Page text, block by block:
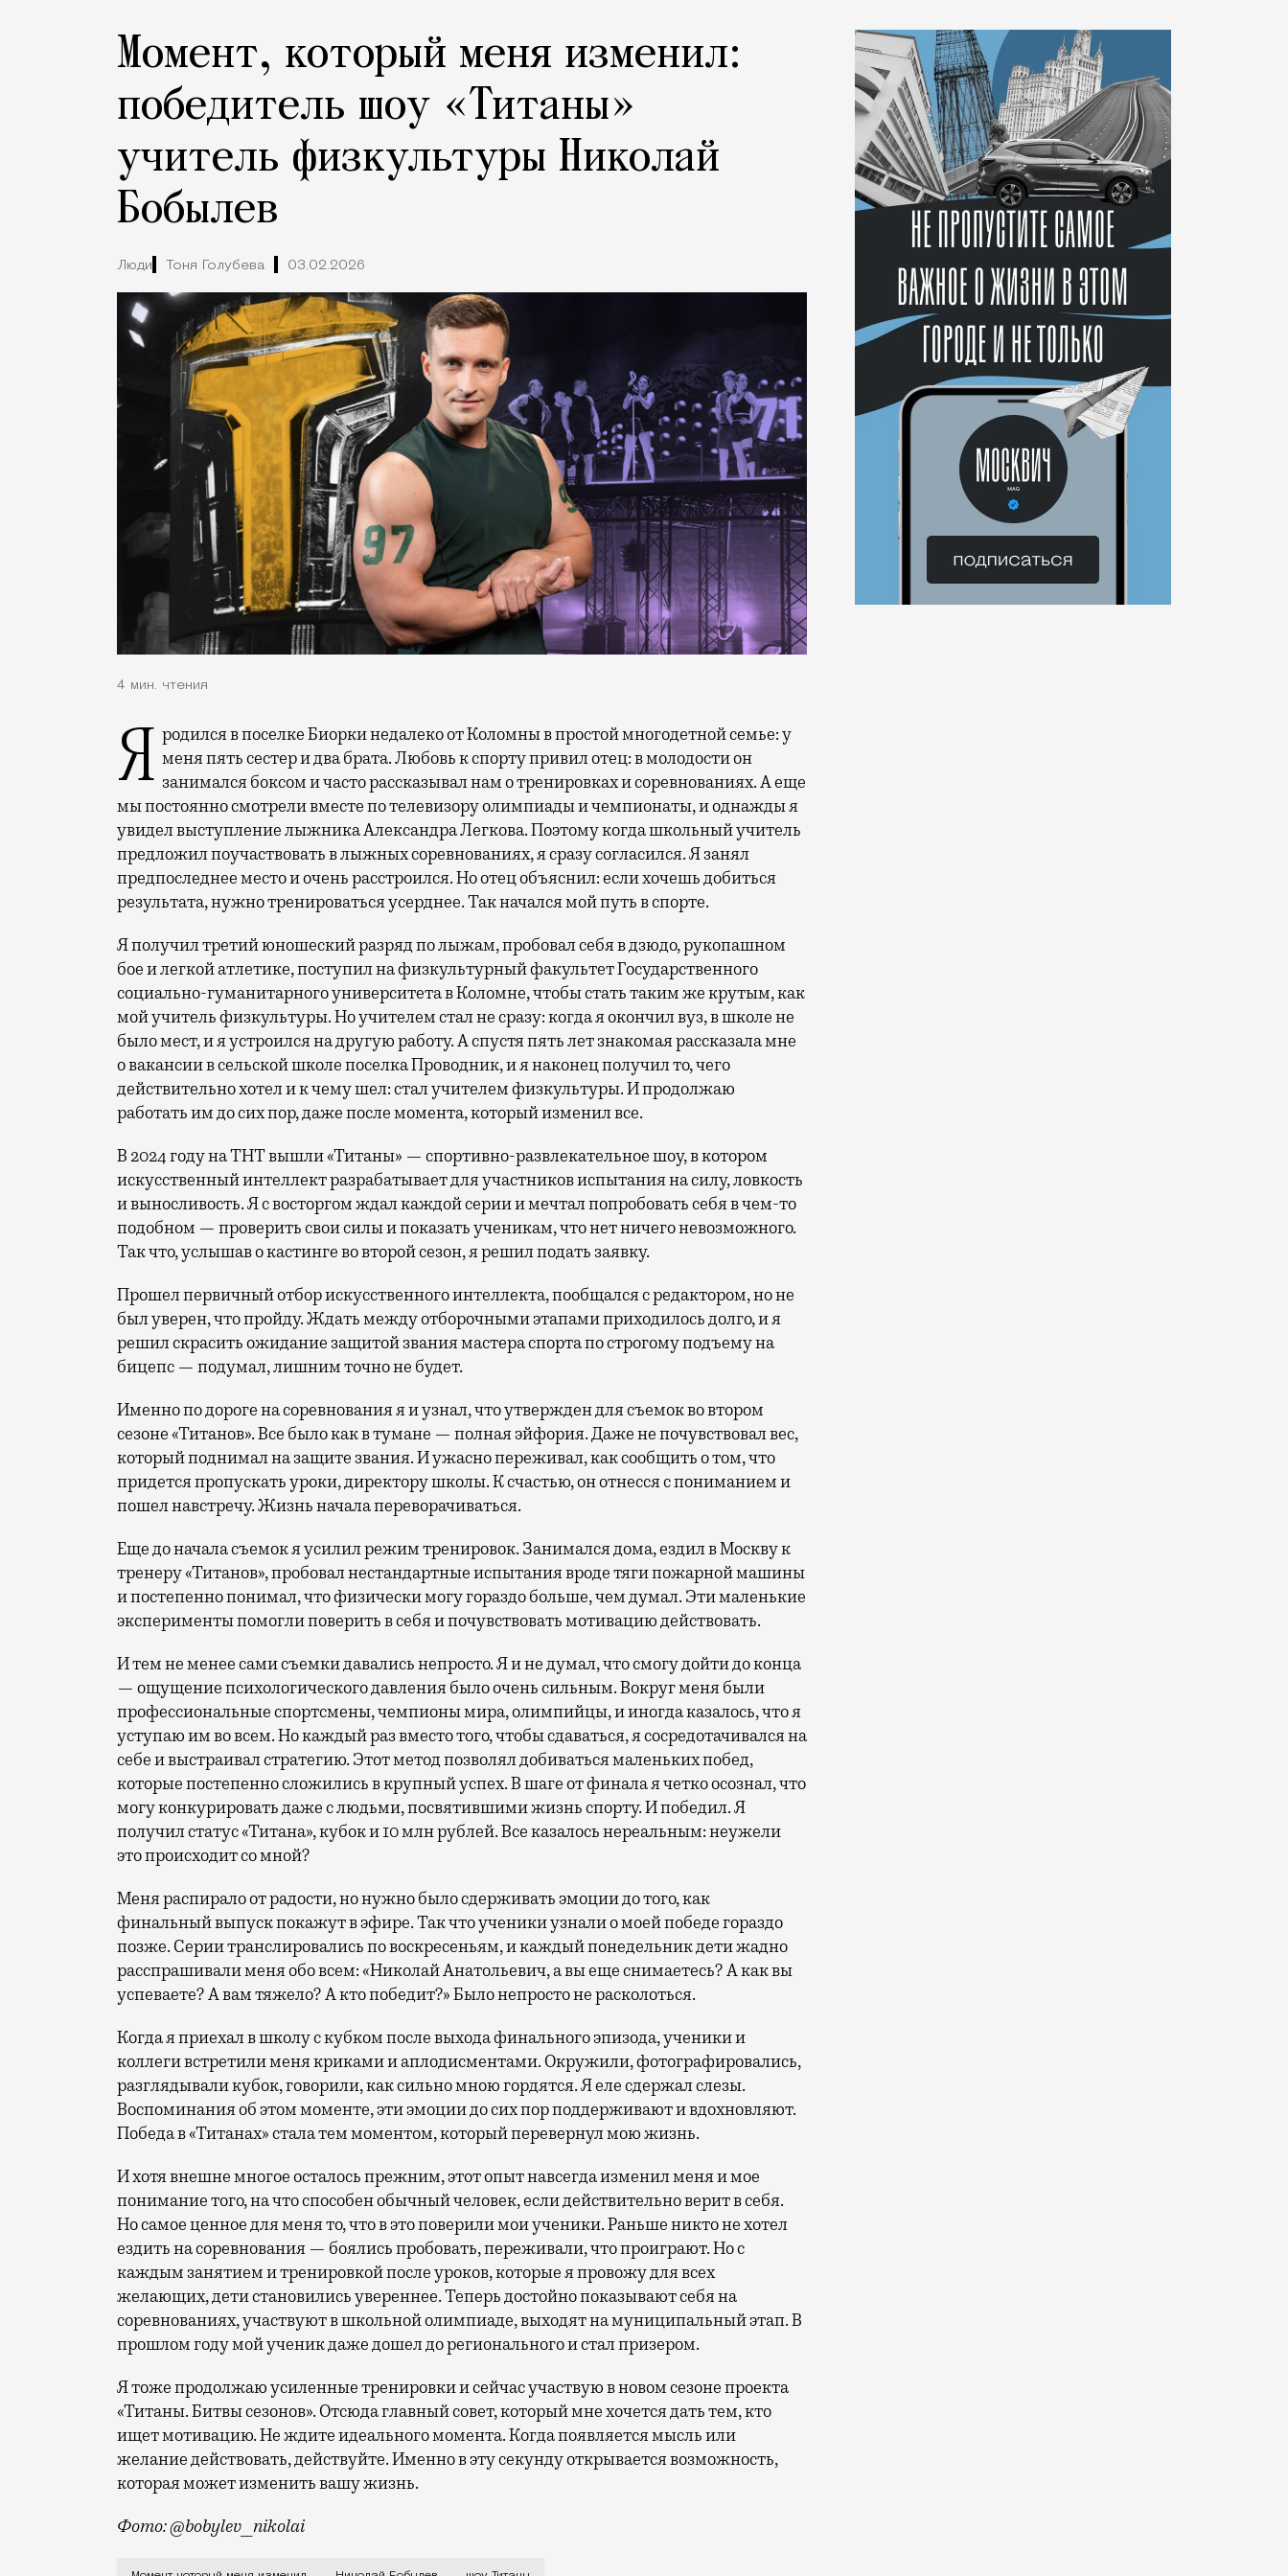
Момент, который меня изменил:
победитель шоу «Титаны»
учитель физкультуры Николай
Бобылев
Люди Тоня Голубева 03.02.2026
4 мин. чтения
Я родился в поселке Биорки недалеко от Коломны в простой многодетной семье: у меня пять сестер и два брата. Любовь к спорту привил отец: в молодости он
занимался боксом и часто рассказывал нам о тренировках и соревнованиях. А еще
мы постоянно смотрели вместе по телевизору олимпиады и чемпионаты, и однажды я
увидел выступление лыжника Александра Легкова. Поэтому когда школьный учитель
предложил поучаствовать в лыжных соревнованиях, я сразу согласился. Я занял
предпоследнее место и очень расстроился. Но отец объяснил: если хочешь добиться
результата, нужно тренироваться усерднее. Так начался мой путь в спорте.
Я получил третий юношеский разряд по лыжам, пробовал себя в дзюдо, рукопашном
бое и легкой атлетике, поступил на физкультурный факультет Государственного
социально-гуманитарного университета в Коломне, чтобы стать таким же крутым, как
мой учитель физкультуры. Но учителем стал не сразу: когда я окончил вуз, в школе не
было мест, и я устроился на другую работу. А спустя пять лет знакомая рассказала мне
о вакансии в сельской школе поселка Проводник, и я наконец получил то, чего
действительно хотел и к чему шел: стал учителем физкультуры. И продолжаю
работать им до сих пор, даже после момента, который изменил все.
В 2024 году на ТНТ вышли «Титаны» — спортивно-развлекательное шоу, в котором
искусственный интеллект разрабатывает для участников испытания на силу, ловкость
и выносливость. Я с восторгом ждал каждой серии и мечтал попробовать себя в чем-то
подобном — проверить свои силы и показать ученикам, что нет ничего невозможного.
Так что, услышав о кастинге во второй сезон, я решил подать заявку.
Прошел первичный отбор искусственного интеллекта, пообщался с редактором, но не
был уверен, что пройду. Ждать между отборочными этапами приходилось долго, и я
решил скрасить ожидание защитой звания мастера спорта по строгому подъему на
бицепс — подумал, лишним точно не будет.
Именно по дороге на соревнования я и узнал, что утвержден для съемок во втором
сезоне «Титанов». Все было как в тумане — полная эйфория. Даже не почувствовал вес,
который поднимал на защите звания. И ужасно переживал, как сообщить о том, что
придется пропускать уроки, директору школы. К счастью, он отнесся с пониманием и
пошел навстречу. Жизнь начала переворачиваться.
Еще до начала съемок я усилил режим тренировок. Занимался дома, ездил в Москву к
тренеру «Титанов», пробовал нестандартные испытания вроде тяги пожарной машины
и постепенно понимал, что физически могу гораздо больше, чем думал. Эти маленькие
эксперименты помогли поверить в себя и почувствовать мотивацию действовать.
И тем не менее сами съемки давались непросто. Я и не думал, что смогу дойти до конца
— ощущение психологического давления было очень сильным. Вокруг меня были
профессиональные спортсмены, чемпионы мира, олимпийцы, и иногда казалось, что я
уступаю им во всем. Но каждый раз вместо того, чтобы сдаваться, я сосредотачивался на
себе и выстраивал стратегию. Этот метод позволял добиваться маленьких побед,
которые постепенно сложились в крупный успех. В шаге от финала я четко осознал, что
могу конкурировать даже с людьми, посвятившими жизнь спорту. И победил. Я
получил статус «Титана», кубок и 10 млн рублей. Все казалось нереальным: неужели
это происходит со мной?
Меня распирало от радости, но нужно было сдерживать эмоции до того, как
финальный выпуск покажут в эфире. Так что ученики узнали о моей победе гораздо
позже. Серии транслировались по воскресеньям, и каждый понедельник дети жадно
расспрашивали меня обо всем: «Николай Анатольевич, а вы еще снимаетесь? А как вы
успеваете? А вам тяжело? А кто победит?» Было непросто не расколоться.
Когда я приехал в школу с кубком после выхода финального эпизода, ученики и
коллеги встретили меня криками и аплодисментами. Окружили, фотографировались,
разглядывали кубок, говорили, как сильно мною гордятся. Я еле сдержал слезы.
Воспоминания об этом моменте, эти эмоции до сих пор поддерживают и вдохновляют.
Победа в «Титанах» стала тем моментом, который перевернул мою жизнь.
И хотя внешне многое осталось прежним, этот опыт навсегда изменил меня и мое
понимание того, на что способен обычный человек, если действительно верит в себя.
Но самое ценное для меня то, что в это поверили мои ученики. Раньше никто не хотел
ездить на соревнования — боялись пробовать, переживали, что проиграют. Но с
каждым занятием и тренировкой после уроков, которые я провожу для всех
желающих, дети становились увереннее. Теперь достойно показывают себя на
соревнованиях, участвуют в школьной олимпиаде, выходят на муниципальный этап. В
прошлом году мой ученик даже дошел до регионального и стал призером.
Я тоже продолжаю усиленные тренировки и сейчас участвую в новом сезоне проекта
«Титаны. Битвы сезонов». Отсюда главный совет, который мне хочется дать тем, кто
ищет мотивацию. Не ждите идеального момента. Когда появляется мысль или
желание действовать, действуйте. Именно в эту секунду открывается возможность,
которая может изменить вашу жизнь.
Фото: @bobylev__nikolai
Я родился в поселке Биорки недалеко от Коломны в простой многодетной семье: у меня пять сестер и два брата. Любовь к спорту привил